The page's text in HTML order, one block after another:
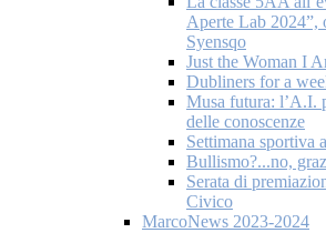
Aperte Lab 2024”,
Syensqo
Just the Woman I
Dubliners for a
Musa futura: l’A.I.
delle conoscenze
Settimana sportiva
Bullismo?...no,
Serata di
Civico
MarcoNews 2023-2024